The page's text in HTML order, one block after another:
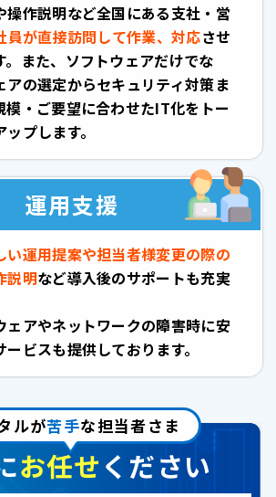
操作説明など全国にある支社・営
員が直接訪問して作業、対応させ
。また、ソフトウェアだけでな
アの選定からセキュリティ対策ま
模・ご要望に合わせたIT化をトー
プします。
運用支援
い運用提案や担当者様変更の際の
説明など導入後のサポートも充実
ェアやネットワークの障害時に安
ビスも提供しております。
ルが苦手な担当者さま
お任せください